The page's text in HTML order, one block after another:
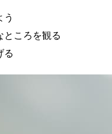
う
ところを観る
る